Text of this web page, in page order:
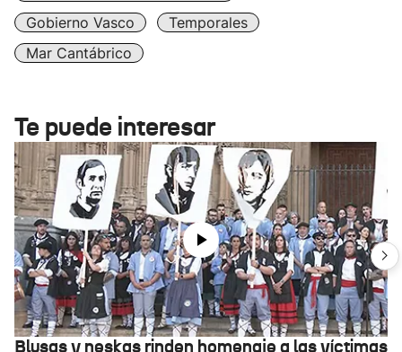
Gobierno Vasco
Temporales
Mar Cantábrico
Te puede interesar
Blusas y neskas rinden homenaje a las víctimas